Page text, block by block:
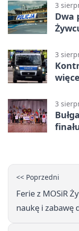
3
Dwa
3
3
<< Poprzedni
Ferie z MOSiR
naukę i zabawę